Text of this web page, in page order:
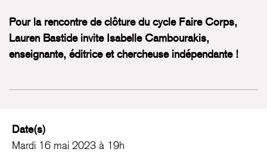
Pour la rencontre de clôture du cycle Faire Corps,
Lauren Bastide invite Isabelle Cambourakis,
enseignante, éditrice et chercheuse indépendante !
Date(s)
Mardi 16 mai 2023 à 19h